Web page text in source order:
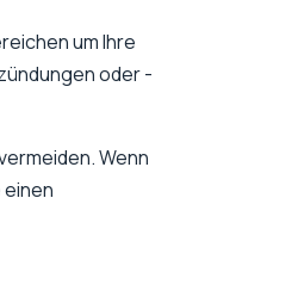
um Ihre
oder -
Wenn